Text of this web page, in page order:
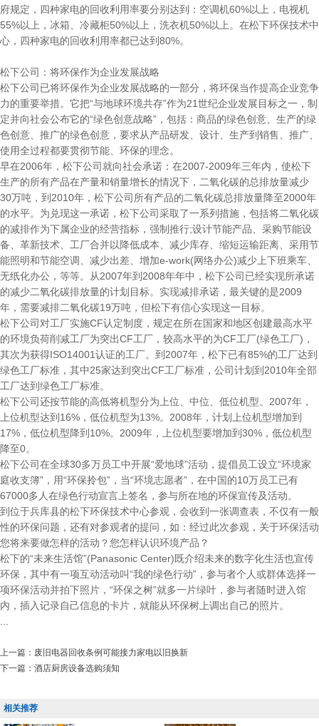
府规定，四种家电的回收利用率要分别达到：空调机60%以上，电视机
55%以上，冰箱、冷藏柜50%以上，洗衣机50%以上。在松下环保技术中
心，四种家电的回收利用率都已达到80%。
松下公司：将环保作为企业发展战略
松下公司已将环保作为企业发展战略的一部分，将环保当作提高企业竞争
力的重要举措。它把“与地球环境共存”作为21世纪企业发展目标之一，制
定并向社会公布它的“绿色创意战略”，包括：商品的绿色创意、生产的绿
色创意、推广的绿色创意，要求从产品研发、设计、生产到销售、推广、
使用全过程都要贯彻节能、环保的理念。
早在2006年，松下公司就向社会承诺：在2007-2009年三年内，使松下
生产的所有产品在产量和销量增长的情况下，二氧化碳的总排放量减少
30万吨，到2010年，松下公司所有产品的二氧化碳总排放量降至2000年
的水平。为兑现这一承诺，松下公司采取了一系列措施，包括将二氧化碳
的减排作为下属企业的经营指标，强制推行;设计节能产品、采购节能设
备、革新技术、工厂合并以降低成本、减少库存、缩短运输距离、采用节
能照明和节能空调、减少出差、增加e-work(网络办公)减少上下班乘车、
无纸化办公，等等。从2007年到2008年年中，松下公司已经实现所承诺
的减少二氧化碳排放量的计划目标。实现减排承诺，最关键的是2009
年，需要减排二氧化碳19万吨，但松下有信心实现这一目标。
松下公司对工厂实施CF认定制度，规定在所在国家和地区创建最高水平
的环境负荷削减工厂为突出CF工厂，较高水平的为CF工厂(绿色工厂)，
其次为获得ISO14001认证的工厂。到2007年，松下已有85%的工厂达到
绿色工厂标准，其中25家达到突出CF工厂标准，公司计划到2010年全部
工厂达到绿色工厂标准。
松下公司还按节能的高低将机型分为上位、中位、低位机型。2007年，
上位机型达到16%，低位机型为13%。2008年，计划上位机型增加到
17%，低位机型降到10%。2009年，上位机型要增加到30%，低位机型
降至0。
松下公司在全球30多万员工中开展“爱地球”活动，提倡员工设立“环境家
庭收支簿”，用“环保拎包”，当“环境志愿者”，在中国的10万员工已有
67000多人在绿色行动宣言上签名，参与所在地的环保宣传及活动。
到位于兵库县的松下环保技术中心参观，会收到一张调查表，不仅有一般
性的环保问题，还有对参观者的提问，如：经过此次参观，关于环保活动
您将来要做怎样的活动？您怎样认识环境产品？
松下的“未来生活馆”(Panasonic Center)既介绍未来的数字化生活也宣传
环保，其中有一项互动活动叫“我的绿色行动”，参与者个人或群体选择一
项环保活动并拍下照片，“环保之树”就多一片绿叶，参与者随时进入馆
内，插入记录自己信息的卡片，就能从环保树上调出自己的照片。
上一篇： 废旧电器回收条例可能接力家电以旧换新
下一篇： 酒店厨房设备选购须知
相关推荐